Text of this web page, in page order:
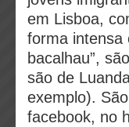
em Lisboa,
forma intensa
bacalhau”,
são de
exemplo).
facebook, no